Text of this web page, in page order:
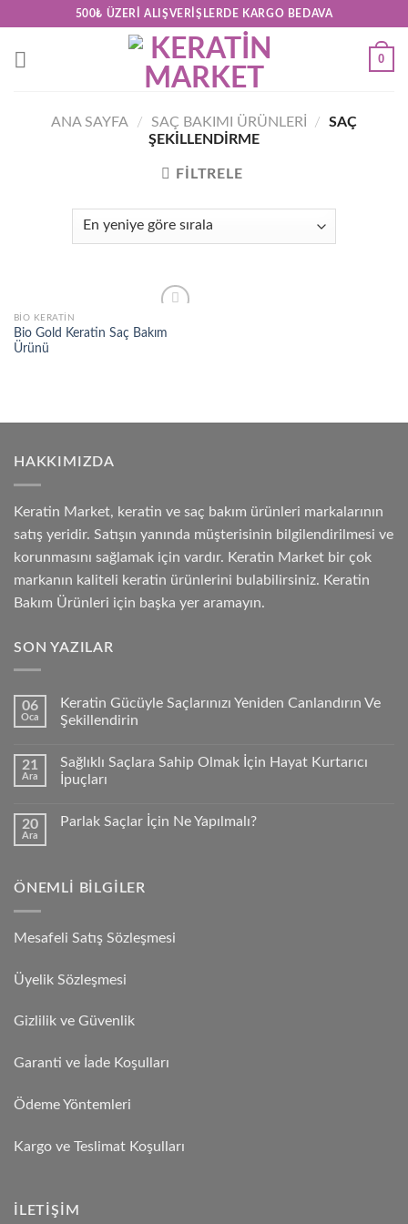
content
500₺ ÜZERI ALIŞVERIŞLERDE KARGO BEDAVA
0
ANA SAYFA / SAÇ BAKIMI ÜRÜNLERİ /
SAÇ
ŞEKILLENDIRME
FILTRELE
wishlist
BIO KERATIN
Bio Gold Keratin Saç Bakım
Ürünü
HAKKIMIZDA
Keratin Market, keratin ve saç bakım ürünleri markalarının
satış yeridir. Satışın yanında müşterisinin bilgilendirilmesi ve
korunmasını sağlamak için vardır. Keratin Market bir çok
markanın kaliteli keratin ürünlerini bulabilirsiniz. Keratin
Bakım Ürünleri için başka yer aramayın.
SON YAZILAR
06
Oca
Keratin Gücüyle Saçlarınızı Yeniden Canlandırın Ve
Şekillendirin
21
Ara
Sağlıklı Saçlara Sahip Olmak İçin Hayat Kurtarıcı
İpuçları
20
Ara
Parlak Saçlar İçin Ne Yapılmalı?
ÖNEMLI BILGILER
Mesafeli Satış Sözleşmesi
Üyelik Sözleşmesi
Gizlilik ve Güvenlik
Garanti ve İade Koşulları
Ödeme Yöntemleri
Kargo ve Teslimat Koşulları
İLETIŞIM